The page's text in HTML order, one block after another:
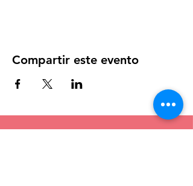
Compartir este evento